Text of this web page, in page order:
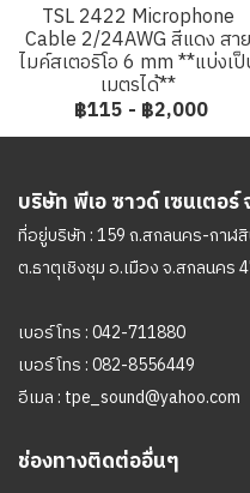
TSL 2422 Microphone
Cable 2/24AWG สีแดง สาย
ไมค์สเตอริโอ 6 mm **แบ่งเ
เมตรได้**
฿115 - ฿2,000
บริษัท พีเอ ซาวด์ เซนเตอร์
ที่อยู่บริษัท : 159 ถ.สกลนคร-กาฬ
ต.ธาตุเชิงชุม อ.เมือง จ.สกลนคร
เบอร์โทร :042-711880
เบอร์โทร :082-8556449
อีเมล : tpe_sound@yahoo.com
ช่องทางติดต่ออื่นๆ